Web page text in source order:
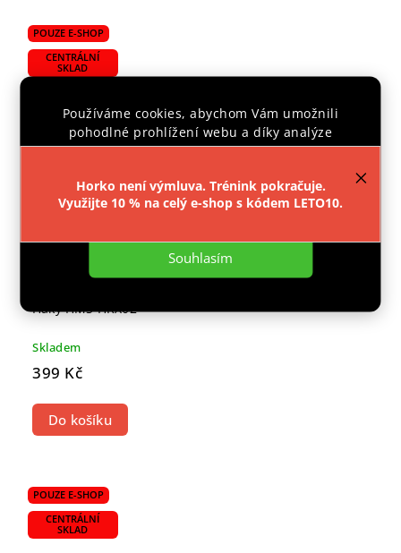
Používáme cookies, abychom Vám umožnili
pohodlné prohlížení webu a díky analýze
provozu webu neustále zlepšovali jeho funkce,
Nastavení
Souhlasím
Horko není výmluva. Trénink pokračuje.
Využijte 10 % na celý e-shop s kódem LETO10.
POUZE E-SHOP
CENTRÁLNÍ
SKLAD
Háky HMS HRX02
Skladem
399 Kč
Do košíku
POUZE E-SHOP
CENTRÁLNÍ
SKLAD